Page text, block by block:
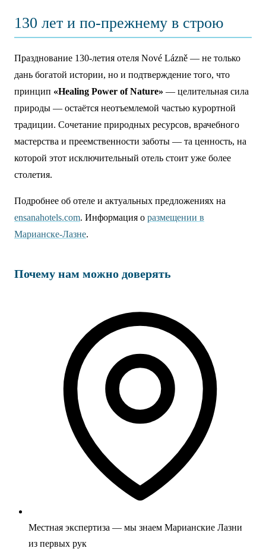
130 лет и по-прежнему в строю
Празднование 130-летия отеля Nové Lázně — не только
дань богатой истории, но и подтверждение того, что
принцип «Healing Power of Nature» — целительная сила
природы — остаётся неотъемлемой частью курортной
традиции. Сочетание природных ресурсов, врачебного
мастерства и преемственности заботы — та ценность, на
которой этот исключительный отель стоит уже более
столетия.
Подробнее об отеле и актуальных предложениях на
ensanahotels.com. Информация о размещении в
Марианске-Лазне.
Почему нам можно доверять
Местная экспертиза — мы знаем Марианские Лазни
из первых рук